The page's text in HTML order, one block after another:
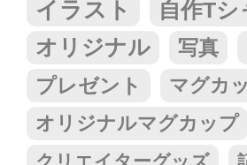
イラスト 自作Tシ
オリジナル 写真
プレゼント
マグカ
オリジナルマグカップ